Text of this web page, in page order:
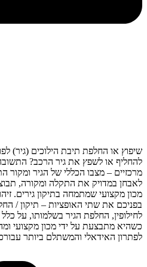
שיפוץ או החלפת תיבת הילוכים (גיר)
להחליף או לשפץ את גיר הרכב? התשובה
מרכזיים – מצבו הכללי של הגיר
לאבחן במדויק את התקלה ומקורה,
מכון מקצועי שמתמחה בתיקון גירים.
בפניכם את שתי האופציות – תיקון /
לחילופין, החלפת הגיר בשלמותו, על
כשהיא מתבצעת על ידי מכון מקצועי
לפתרון האידאלי והמשתלם ביותר